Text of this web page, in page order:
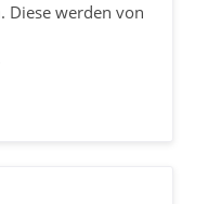
Diese werden von